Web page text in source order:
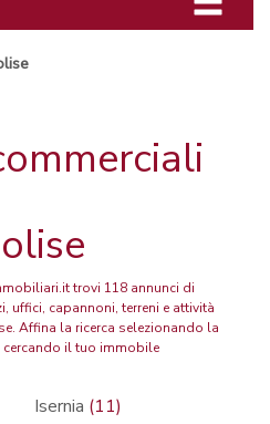
trovi 118 annunci di
uffici, capannoni, terreni e attività
Affina la ricerca selezionando la
il tuo immobile
Isernia (11)